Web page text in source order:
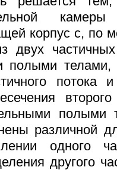
камеры
корпус с, по
двух
полыми
потока
полыми
различной
одного
другого